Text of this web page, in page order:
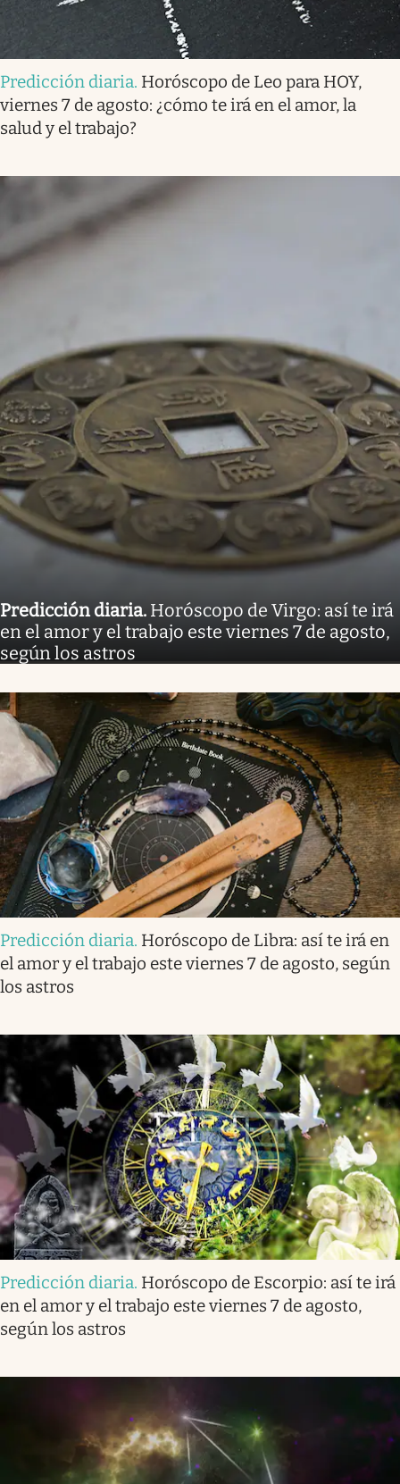
Predicción diaria. Horóscopo de Leo para HOY,
viernes 7 de agosto: ¿cómo te irá en el amor, la
salud y el trabajo?
Predicción diaria. Horóscopo de Virgo: así te irá
en el amor y el trabajo este viernes 7 de agosto,
según los astros
Predicción diaria. Horóscopo de Libra: así te irá en
el amor y el trabajo este viernes 7 de agosto, según
los astros
Predicción diaria. Horóscopo de Escorpio: así te irá
en el amor y el trabajo este viernes 7 de agosto,
según los astros